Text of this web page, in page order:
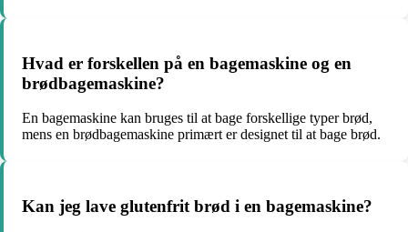
Hvad er forskellen på en bagemaskine og en
brødbagemaskine?
En bagemaskine kan bruges til at bage forskellige typer brød,
mens en brødbagemaskine primært er designet til at bage brød.
Kan jeg lave glutenfrit brød i en bagemaskine?